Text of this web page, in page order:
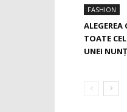
FASHION
ALEGEREA
TOATE
UNEI